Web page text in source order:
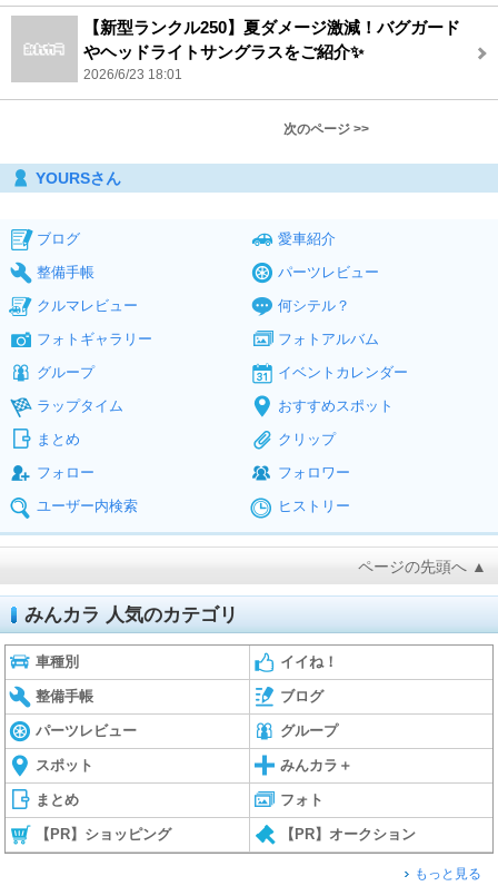
【新型ランクル250】夏ダメージ激減！バグガード
やヘッドライトサングラスをご紹介✨
2026/6/23 18:01
次のページ >>
YOURSさん
ブログ
愛車紹介
整備手帳
パーツレビュー
クルマレビュー
何シテル？
フォトギャラリー
フォトアルバム
グループ
イベントカレンダー
ラップタイム
おすすめスポット
まとめ
クリップ
フォロー
フォロワー
ユーザー内検索
ヒストリー
ページの先頭へ ▲
みんカラ 人気のカテゴリ
車種別 イイね！
整備手帳 ブログ
パーツレビュー グループ
スポット みんカラ＋
まとめ フォト
【PR】ショッピング 【PR】オークション
もっと見る